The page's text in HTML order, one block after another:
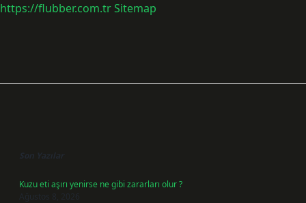
https://flubber.com.trSitemap
Son Yazılar
Kuzu eti aşırı yenirse ne gibi zararları olur ?
Ağustos 8, 2026